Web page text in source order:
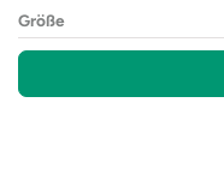
Größe